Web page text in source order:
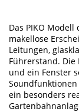
Das PIKO
makellose
Leitungen,
Führerstand.
und ein Fenster
ein besonders